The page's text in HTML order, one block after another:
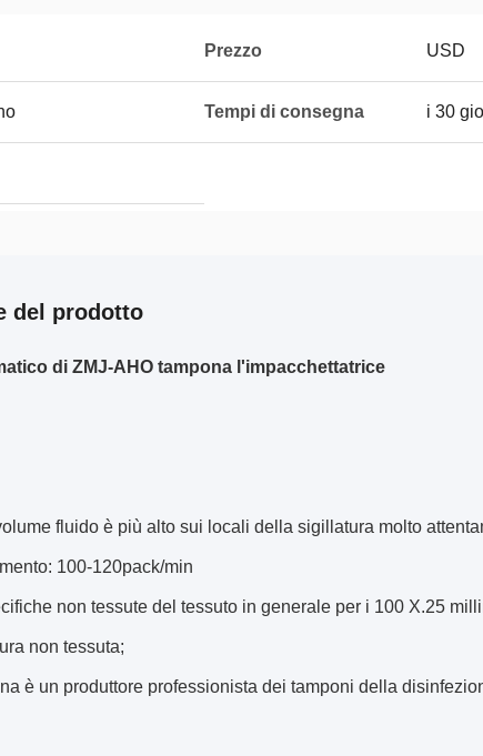
Prezzo USD
Tempi di consegna i 30
del prodotto
di ZMJ-AHO tampona l'impacchettatrice
fluido è più alto sui locali della sigillatura molto
100-120pack/min
non tessute del tessuto in generale per i 100 X.25
non tessuta;
è un produttore professionista dei tamponi della